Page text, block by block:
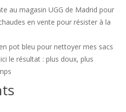
au magasin UGG de Madrid pour
en vente pour résister à la
pot bleu pour nettoyer mes sacs
le résultat : plus doux, plus